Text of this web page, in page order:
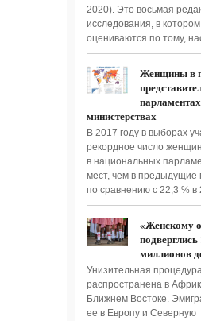
2020). Это восьмая
исследования, в
оцениваются по тому,
Женщины в
министерствах
В 2017 году в выборах
рекордное число
в национальных
мест, чем в предыдущие
по сравнению с 22,3 % в
«Женскому
подверглись
миллионов
Унизительная
распространена в
Ближнем Востоке.
ее в Европу и Северную